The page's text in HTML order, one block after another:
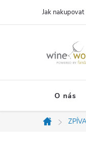
Jak nakupovat
O nás
Domů